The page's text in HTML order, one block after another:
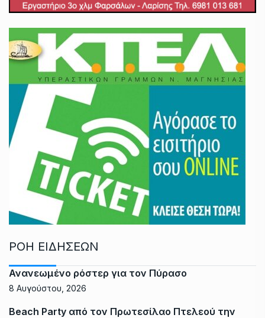
ΡΟΗ ΕΙΔΗΣΕΩΝ
Ανανεωμένο ρόστερ για τον Πύρασο
8 Αυγούστου, 2026
Beach Party από τον Πρωτεσίλαο Πτελεού την